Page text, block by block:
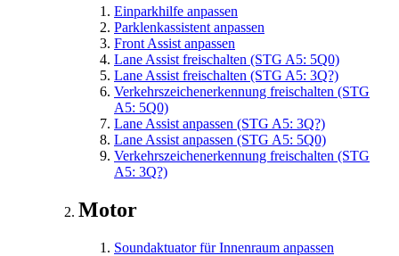
Einparkhilfe anpassen
Parklenkassistent anpassen
Front Assist anpassen
Lane Assist freischalten (STG A5: 5Q0)
Lane Assist freischalten (STG A5: 3Q?)
Verkehrszeichenerkennung freischalten (STG
A5: 5Q0)
Lane Assist anpassen (STG A5: 3Q?)
Lane Assist anpassen (STG A5: 5Q0)
Verkehrszeichenerkennung freischalten (STG
A5: 3Q?)
Motor
Soundaktuator für Innenraum anpassen